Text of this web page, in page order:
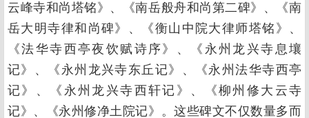
云峰寺和尚塔铭》、《南岳般舟和尚第二碑》、《南
岳大明寺律和尚碑》、《衡山中院大律师塔铭》、
《法华寺西亭夜饮赋诗序》、《永州龙兴寺息壤
记》、《永州龙兴寺东丘记》、《永州法华寺西亭
记》、《永州龙兴寺西轩记》、《柳州修大云寺
记》、《永州修净土院记》。这些碑文不仅数量多而